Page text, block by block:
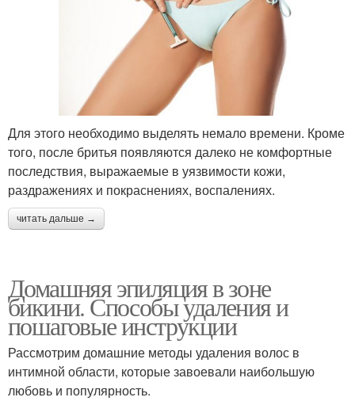
Для этого необходимо выделять немало времени. Кроме
того, после бритья появляются далеко не комфортные
последствия, выражаемые в уязвимости кожи,
раздражениях и покраснениях, воспалениях.
читать дальше →
Домашняя эпиляция в зоне
бикини. Способы удаления и
пошаговые инструкции
Рассмотрим домашние методы удаления волос в
интимной области, которые завоевали наибольшую
любовь и популярность.